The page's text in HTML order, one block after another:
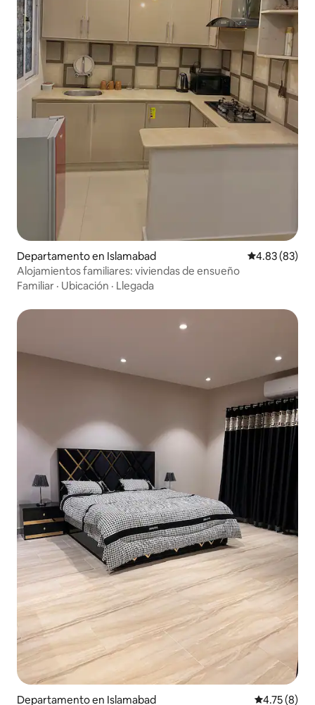
Departamento en Islamabad Calificación
4.83 (83)
Alojamientos familiares: viviendas de ensueño
Familiar · Ubicación · Llegada
Departamento en Islamabad Calificación
4.75 (8)